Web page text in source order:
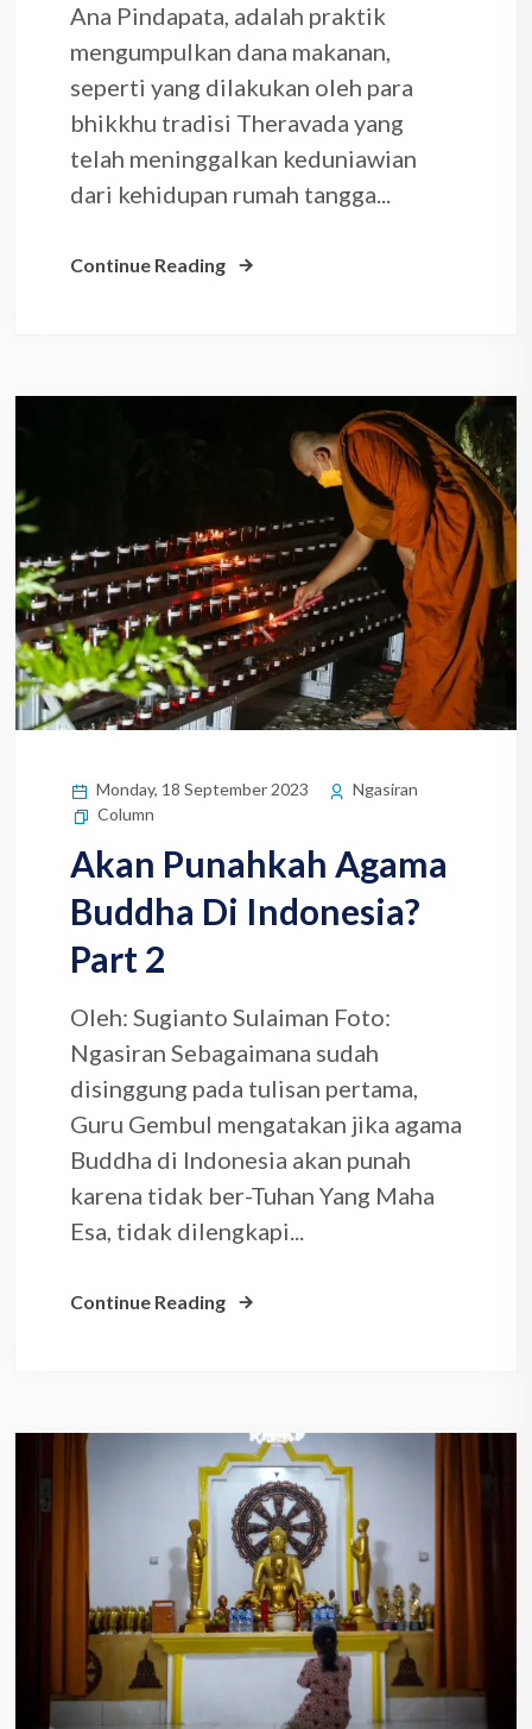
Ana Pindapata, adalah praktik
mengumpulkan dana makanan,
seperti yang dilakukan oleh para
bhikkhu tradisi Theravada yang
telah meninggalkan keduniawian
dari kehidupan rumah tangga...
Continue Reading
Monday, 18 September 2023
Ngasiran
Column
Akan Punahkah Agama
Buddha Di Indonesia?
Part 2
Oleh: Sugianto Sulaiman Foto:
Ngasiran Sebagaimana sudah
disinggung pada tulisan pertama,
Guru Gembul mengatakan jika agama
Buddha di Indonesia akan punah
karena tidak ber-Tuhan Yang Maha
Esa, tidak dilengkapi...
Continue Reading